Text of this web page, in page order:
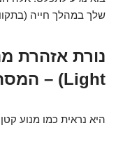
שלך במהלך חייה
Light) – המסתורית מכולן?
היא נראית כמו מנוע קטן